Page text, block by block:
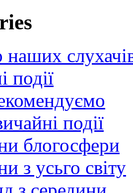
наших
події
події
блогосфери
з усьго світу